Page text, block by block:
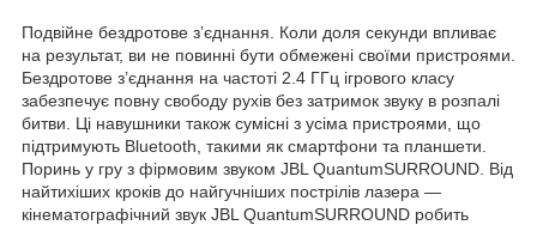
Подвійне бездротове з’єднання. Коли доля секунди впливає
на результат, ви не повинні бути обмежені своїми пристроями.
Бездротове з’єднання на частоті 2.4 ГГц ігрового класу
забезпечує повну свободу рухів без затримок звуку в розпалі
битви. Ці навушники також сумісні з усіма пристроями, що
підтримують Bluetooth, такими як смартфони та планшети.
Поринь у гру з фірмовим звуком JBL QuantumSURROUND. Від
найтихіших кроків до найгучніших пострілів лазера —
кінематографічний звук JBL QuantumSURROUND робить